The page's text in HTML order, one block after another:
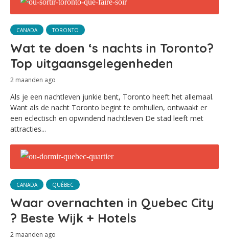
CANADA TORONTO
Wat te doen ‘s nachts in Toronto?
Top uitgaansgelegenheden
2 maanden ago
Als je een nachtleven junkie bent, Toronto heeft het allemaal.
Want als de nacht Toronto begint te omhullen, ontwaakt er
een eclectisch en opwindend nachtleven De stad leeft met
attracties...
CANADA QUÉBEC
Waar overnachten in Quebec City
? Beste Wijk + Hotels
2 maanden ago